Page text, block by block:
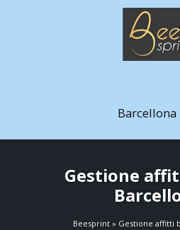
Barcellona
Gestione
Beesprint» Gestione affitti